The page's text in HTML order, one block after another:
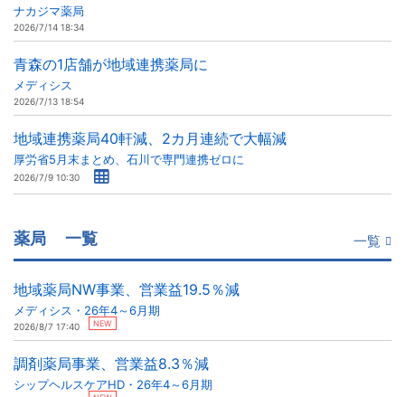
ナカジマ薬局
2026/7/14 18:34
青森の1店舗が地域連携薬局に
メディシス
2026/7/13 18:54
地域連携薬局40軒減、2カ月連続で大幅減
厚労省5月末まとめ、石川で専門連携ゼロに
2026/7/9 10:30
薬局 一覧 一覧
地域薬局NW事業、営業益19.5％減
メディシス・26年4～6月期
2026/8/7 17:40 NEW
調剤薬局事業、営業益8.3％減
シップヘルスケアHD・26年4～6月期